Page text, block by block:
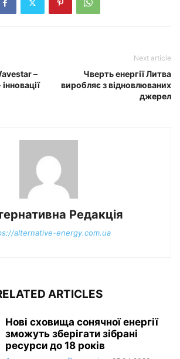
–
Next article
Чверть енергії Литва
виробляє з відновлюваних
джерел
Редакція
alternative-energy.com.ua
ARTICLES
Нові сховища сонячної енергії
зможуть зберігати зібрані
ресурси до 18 років